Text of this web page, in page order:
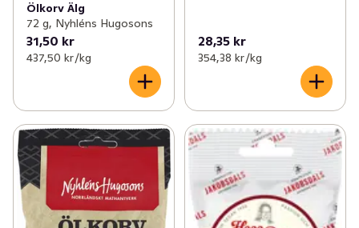
Ölkorv Älg
72 g, Nyhléns Hugosons
31,50 kr
437,50 kr /kg
28,35 kr
354,38 kr /kg